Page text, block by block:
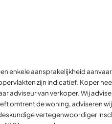
enkele aansprakelijkheid
zijn indicatief. Koper
adviseur van verkoper. Wij
omtrent de woning, adviseren
vertegenwoordiger